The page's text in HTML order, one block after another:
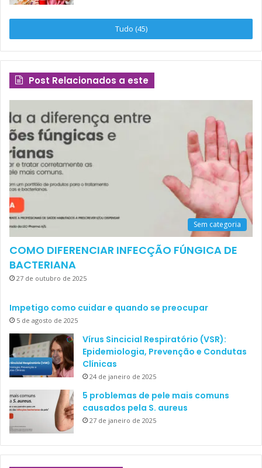
Tudo (45)
Post Relacionados a este
Sem categoria
COMO DIFERENCIAR INFECÇÃO FÚNGICA DE
BACTERIANA
27 de outubro de 2025
Impetigo como cuidar e quando se preocupar
5 de agosto de 2025
Vírus Sincicial Respiratório (VSR):
Epidemiologia, Prevenção e Condutas
Clínicas
24 de janeiro de 2025
5 problemas de pele mais comuns
causados pela S. aureus
27 de janeiro de 2025